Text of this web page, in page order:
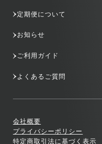
定期便について
お知らせ
ご利用ガイド
よくあるご質問
会社概要
プライバシーポリシー
特定商取引法に基づく表示